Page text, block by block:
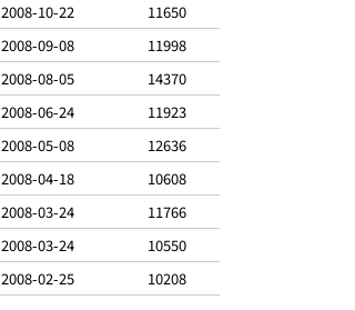
2008-10-22
11650
2008-09-08
11998
2008-08-05
14370
2008-06-24
11923
2008-05-08
12636
2008-04-18
10608
2008-03-24
11766
2008-03-24
10550
2008-02-25 10208